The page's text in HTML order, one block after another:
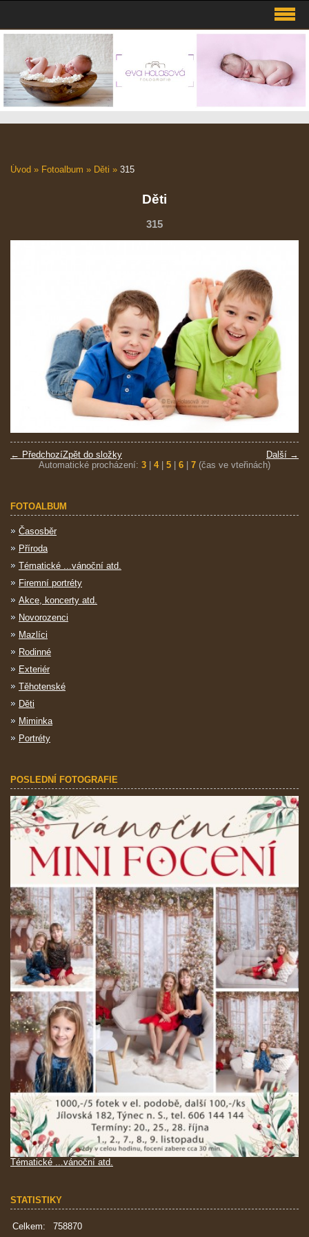
Úvod » Fotoalbum » Děti » 315
Děti
315
← Předchozí Další →
Zpět do složky
Automatické procházení: 3 4| 5 6 7 (čas ve vteřinách)
FOTOALBUM
Časosběr
Příroda
Tématické ...vánoční atd.
Firemní portréty
Akce, koncerty atd.
Novorozenci
Mazlíci
Rodinné
Exteriér
Těhotenské
Děti
Miminka
Portréty
POSLEDNÍ FOTOGRAFIE
Tématické ...vánoční atd.
STATISTIKY
Celkem: 758870